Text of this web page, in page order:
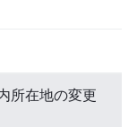
所在地の変更